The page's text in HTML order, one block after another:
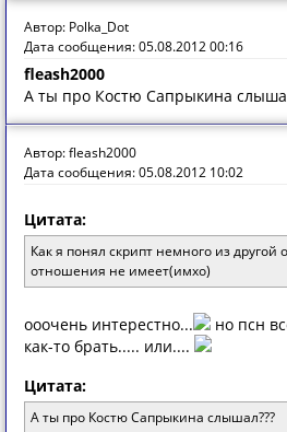
Автор: Polka_Dot
Дата сообщения: 05.08.2012 00:16
fleash2000
А ты про Костю Сапрыкина
Автор: fleash2000
Дата сообщения: 05.08.2012 10:02
Цитата:
Как я понял скрипт немного из другой
отношения не имеет(имхо)
ооочень интерестно...
но псн
как-то брать..... или....
Цитата:
А ты про Костю Сапрыкина слышал???